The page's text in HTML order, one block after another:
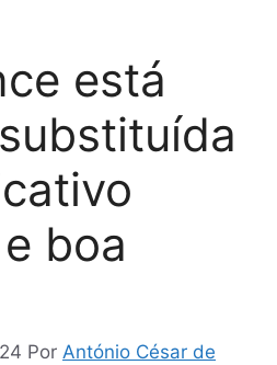
está
boa
Por António César de